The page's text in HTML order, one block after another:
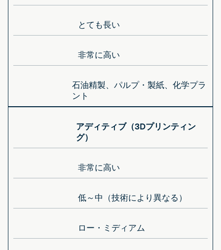
とても長い
非常に高い
石油精製、パルプ・製紙、化学プラ
ント
アディティブ（3Dプリンティン
グ）
非常に高い
低～中（技術により異なる）
ロー・ミディアム